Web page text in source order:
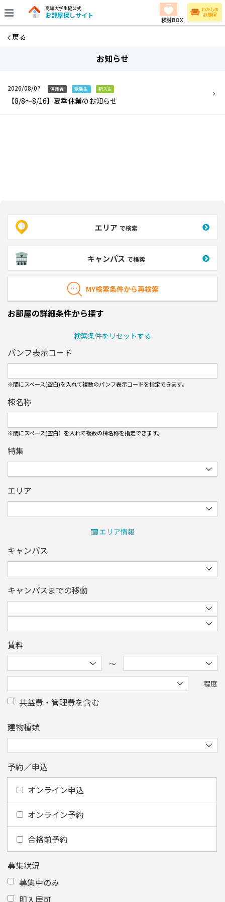
高知大学生協公式
お部屋探しサイト
検討BOX
戻る
お知らせ
2026/08/07 保護者 受験生 新入生
【8/8～8/16】夏季休業のお知らせ
エリア で検索
キャンパス で検索
MY検索条件から再検索
お部屋の詳細条件から探す
検索条件をリセットする
パンフ表示コード
※間にスペース(空白)を入れて複数のパンフ表⽰コードを指定できます。
棟名称
※間にスペース(空白）を入れて複数の棟名称を指定できます。
特集
エリア
エリア情報
キャンパス
キャンパスまでの移動
賃料
〜
程度
共益費・管理費を含む
建物種類
予約／申込
オンライン申込
オンライン予約
合格前予約
募集状況
募集中のみ
即入居可